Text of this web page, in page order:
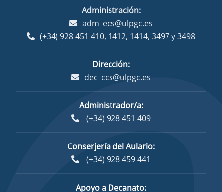
Administración:
adm_ecs@ulpgc.es
(+34) 928 451 410, 1412, 1414, 3497y3498
Dirección:
dec_ccs@ulpgc.es
Administrador/a:
(+34) 928 451 409
Conserjería del Aulario:
(+34) 928 459 441
Apoyo a Decanato: